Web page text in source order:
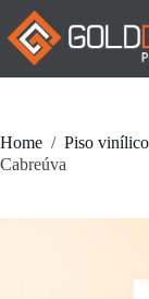
Pular
para
conteúdo
Home / Piso
Cabreúva